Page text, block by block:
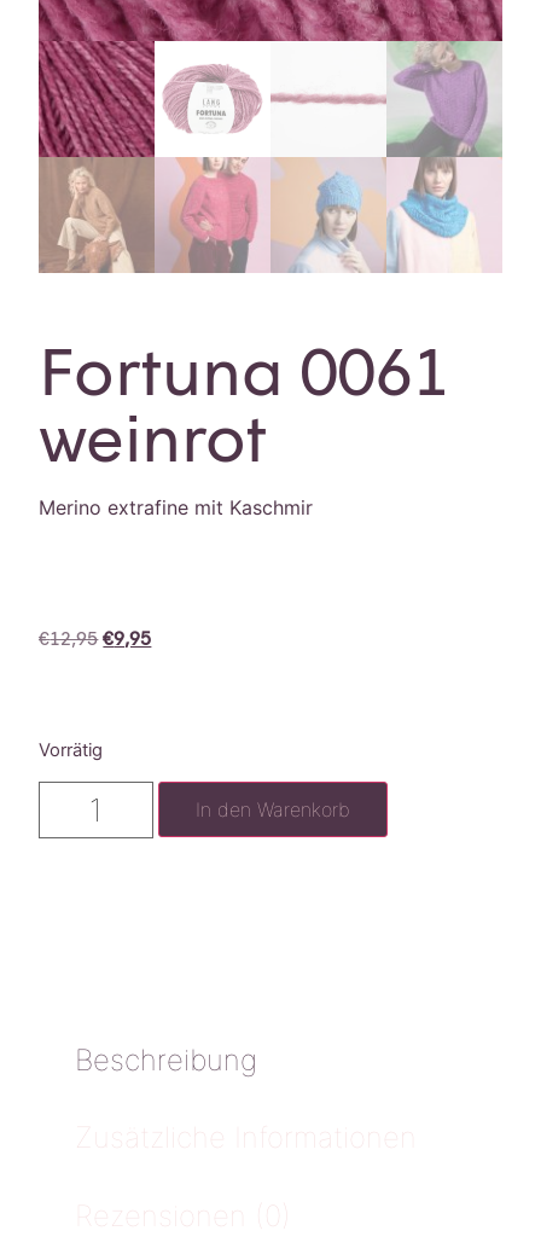
Fortuna 0061
weinrot
Merino extrafine mit Kaschmir
€12,95 €9,95
Vorrätig
In den Warenkorb
Beschreibung
Zusätzliche Informationen